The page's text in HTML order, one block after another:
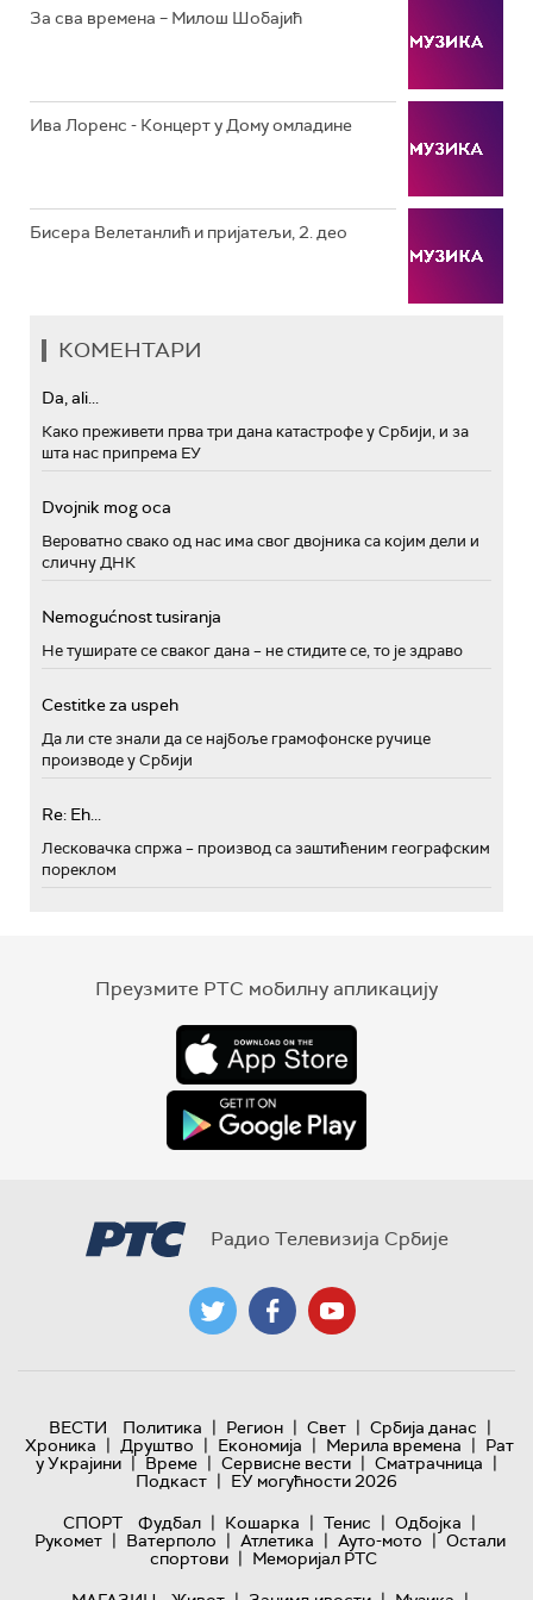
За сва времена – Милош Шобајић
Ива Лоренс - Концерт у Дому омладине
Бисера Велетанлић и пријатељи, 2. део
КОМЕНТАРИ
Da, ali...
Како преживети прва три дана катастрофе у Србији, и за
шта нас припрема ЕУ
Dvojnik mog oca
Вероватно свако од нас има свог двојника са којим дели и
сличну ДНК
Nemogućnost tusiranja
Не туширате се сваког дана – не стидите се, то је здраво
Cestitke za uspeh
Да ли сте знали да се најбоље грамофонске ручице
производе у Србији
Re: Eh...
Лесковачка спржа – производ са заштићеним географским
пореклом
Преузмите РТС мобилну апликацију
Радио Телевизија Србије
ВЕСТИ Политика | Регион | Свет | Србија данас |
Хроника | Друштво | Економија | Мерила времена | Рат
у Украјини | Време | Сервисне вести | Сматрачница |
Подкаст | ЕУ могућности 2026
СПОРТ
Фудбал | Кошарка | Тенис | Одбојка |
Рукомет | Ватерполо | Атлетика | Ауто-мото | Остали
спортови | Меморијал РТС